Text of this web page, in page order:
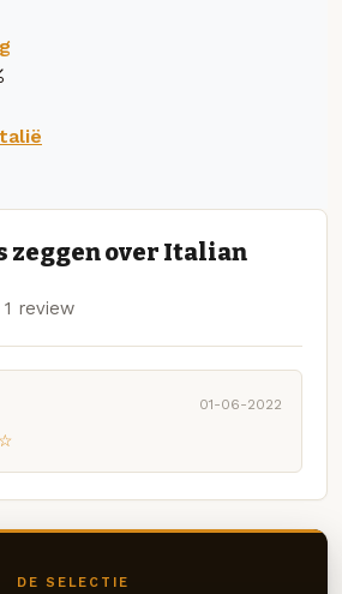
zeggen over Italian
review
01-06-2022
DE SELECTIE